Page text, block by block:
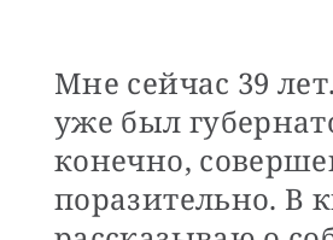
Мне сейчас 39
уже был
конечно,
поразительно. В